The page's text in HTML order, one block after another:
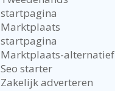
startpagina
Marktplaats
startpagina
Marktplaats-alternatief
Seo starter
Zakelijk adverteren